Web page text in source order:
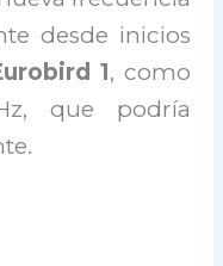
desde inicios
1, como
que podría